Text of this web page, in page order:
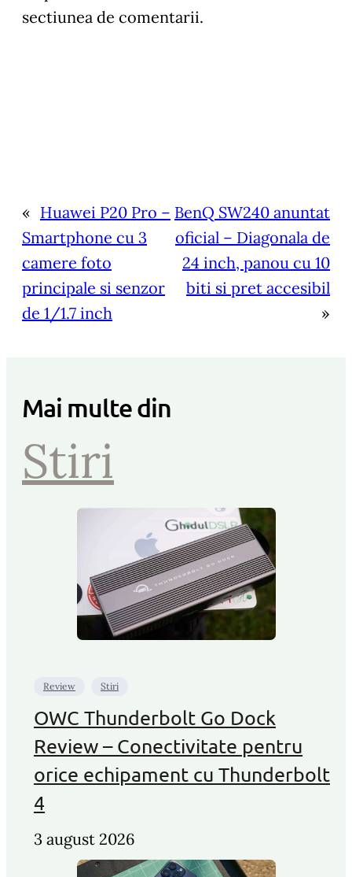
sectiunea de comentarii.
« Huawei P20 Pro –
Smartphone cu 3
camere foto
principale si senzor
de 1/1.7 inch
BenQ SW240 anuntat
oficial – Diagonala de
24 inch, panou cu 10
biti si pret accesibil
»
Mai multe din
Stiri
Review Stiri
OWC Thunderbolt Go Dock
Review – Conectivitate pentru
orice echipament cu Thunderbolt
4
3 august 2026